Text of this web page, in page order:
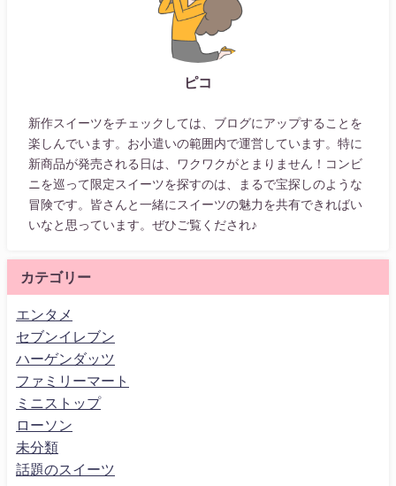
ピコ
新作スイーツをチェックしては、ブログにアップすることを
楽しんでいます。お小遣いの範囲内で運営しています。特に
新商品が発売される日は、ワクワクがとまりません！コンビ
ニを巡って限定スイーツを探すのは、まるで宝探しのような
冒険です。皆さんと一緒にスイーツの魅力を共有できればい
いなと思っています。ぜひご覧くだされ♪
カテゴリー
エンタメ
セブンイレブン
ハーゲンダッツ
ファミリーマート
ミニストップ
ローソン
未分類
話題のスイーツ